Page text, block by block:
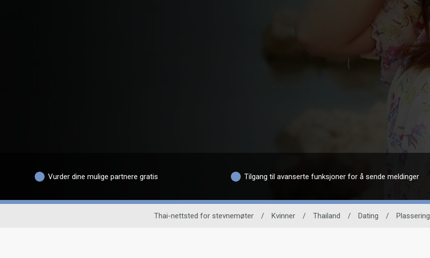
Vurder dine mulige partnere gratis Tilgang til avanserte funksjoner for å sende meldinger
Thai-nettsted for stevnemøter / Kvinner / Thailand / Dating / Plassering